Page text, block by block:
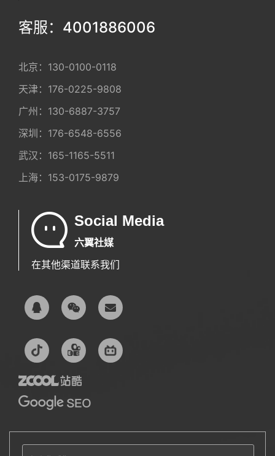
客服：4001886006
北京： 130-0100-0118
天津： 176-0225-9808
广州： 130-6887-3757
深圳： 176-6548-6556
武汉： 165-1165-5511
上海： 153-0175-9879
Social Media
六翼社媒
在其他渠道联系我们